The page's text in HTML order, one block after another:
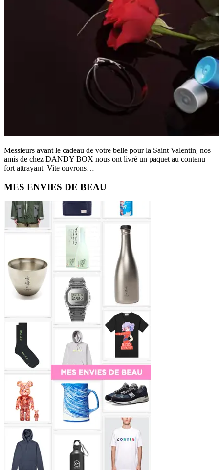
Messieurs avant le cadeau de votre belle pour la Saint Valentin, nos
amis de chez DANDY BOX nous ont livré un paquet au contenu
fort attrayant. Vite ouvrons…
Primary
Sidebar
MES ENVIES DE BEAU